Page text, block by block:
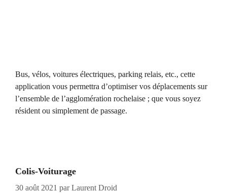
Bus, vélos, voitures électriques, parking relais, etc., cette
application vous permettra d’optimiser vos déplacements sur
l’ensemble de l’agglomération rochelaise ; que vous soyez
résident ou simplement de passage.
Colis-Voiturage
30 août 2021 parLaurent Droid